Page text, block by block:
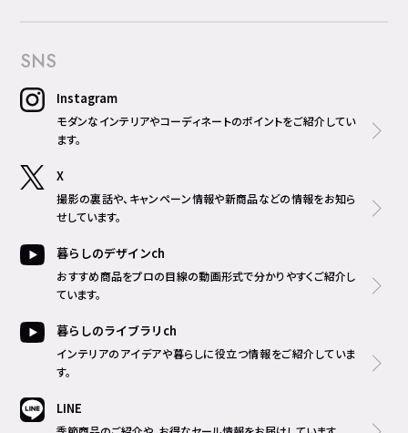
SNS
Instagram
モダンなインテリアやコーディネートのポイントをご紹介してい
ます。
X
撮影の裏話や、キャンペーン情報や新商品などの情報をお知ら
せしています。
暮らしのデザインch
おすすめ商品をプロの目線の動画形式で分かりやすくご紹介し
ています。
暮らしのライブラリch
インテリアのアイデアや暮らしに役立つ情報をご紹介していま
す。
LINE